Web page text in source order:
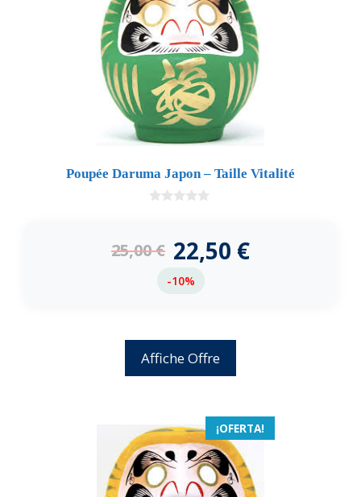
Poupée Daruma Japon – Taille Vitalité
5
25,00€ 22,50 €
-10%
Affiche Offre
¡OFERTA!